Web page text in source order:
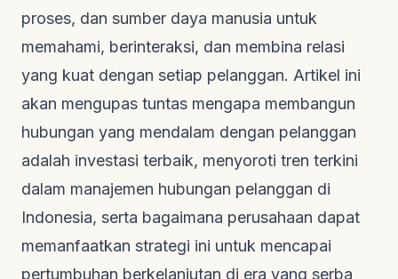
proses, dan sumber daya manusia untuk
memahami, berinteraksi, dan membina relasi
yang kuat dengan setiap pelanggan. Artikel ini
akan mengupas tuntas mengapa membangun
hubungan yang mendalam dengan pelanggan
adalah investasi terbaik, menyoroti tren terkini
dalam manajemen hubungan pelanggan di
Indonesia, serta bagaimana perusahaan dapat
memanfaatkan strategi ini untuk mencapai
pertumbuhan berkelanjutan di era yang serba